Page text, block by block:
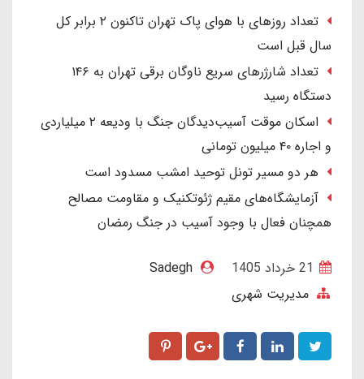
تعداد روزهای با هوای پاک تهران تاکنون ۲ برابر کل
سال قبل است
تعداد شارژرهای سریع ناوگان برقی تهران به ۱۴۶
دستگاه رسید
اسکان موقت آسیب‌دیدگان جنگ با ودیعه ۲ میلیاردی
و اجاره ۴۰ میلیون تومانی
هر دو مسیر تونل توحید امشب مسدود است
آزمایشگاه‌های مقیم ژئوتکنیک و مقاومت مصالح
همچنان فعال با وجود آسیب در جنگ رمضان
Sadegh
مدیریت شهری